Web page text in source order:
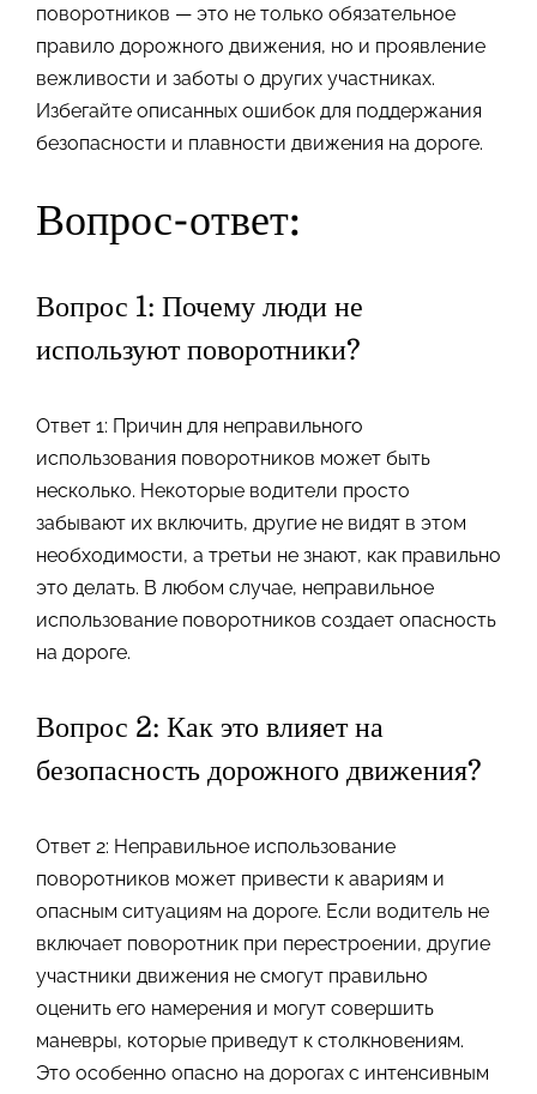
поворотников — это не только обязательное
правило дорожного движения, но и проявление
вежливости и заботы о других участниках.
Избегайте описанных ошибок для поддержания
безопасности и плавности движения на дороге.
Вопрос-ответ:
Вопрос 1: Почему люди не
используют поворотники?
Ответ 1: Причин для неправильного
использования поворотников может быть
несколько. Некоторые водители просто
забывают их включить, другие не видят в этом
необходимости, а третьи не знают, как правильно
это делать. В любом случае, неправильное
использование поворотников создает опасность
на дороге.
Вопрос 2: Как это влияет на
безопасность дорожного движения?
Ответ 2: Неправильное использование
поворотников может привести к авариям и
опасным ситуациям на дороге. Если водитель не
включает поворотник при перестроении, другие
участники движения не смогут правильно
оценить его намерения и могут совершить
маневры, которые приведут к столкновениям.
Это особенно опасно на дорогах с интенсивным